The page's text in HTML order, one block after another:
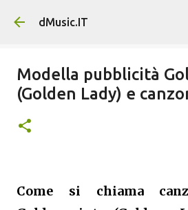
Passa ai contenuti
dMusic.IT
Modella pubblicità
(Golden Lady) e
Come si chiama